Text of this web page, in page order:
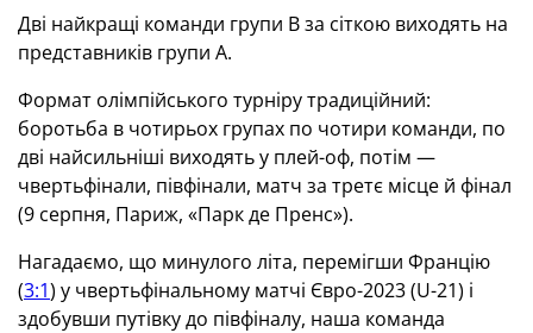
Дві найкращі команди групи В за сіткою виходять на
представників групи А.
Формат олімпійського турніру традиційний:
боротьба в чотирьох групах по чотири команди, по
дві найсильніші виходять у плей-оф, потім —
чвертьфінали, півфінали, матч за третє місце й фінал
(9 серпня, Париж, «Парк де Пренс»).
Нагадаємо, що минулого літа, перемігши Францію
(3:1) у чвертьфінальному матчі Євро-2023 (U-21) і
здобувши путівку до півфіналу, наша команда